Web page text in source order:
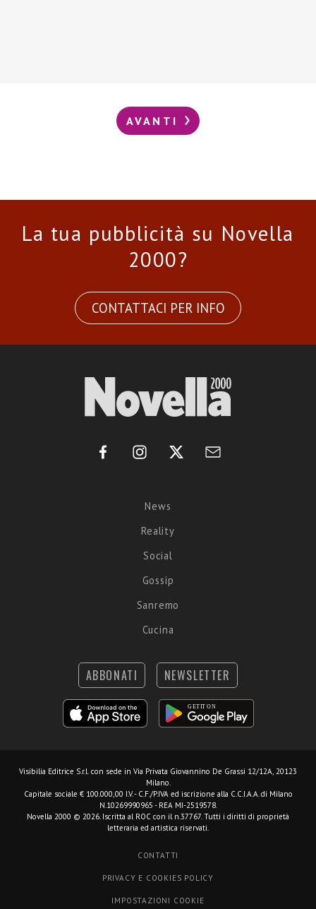
AVANTI
La tua pubblicità su Novella
2000?
CONTATTACI PER INFO
News
Reality
Social
Gossip
Sanremo
Cucina
ABBONATI NEWSLETTER
Visibilia Editrice S.r.l. con sede in Via Privata Giovannino De Grassi 12/12A, 20123
Milano.
Capitale sociale € 100.000,00 I.V. - C.F./P.IVA ed iscrizione alla C.C.I.A.A. di Milano
N.10269990965 - REA MI-2519578.
Novella 2000 © 2026. Iscritta al ROC con il n.37767. Tutti i diritti di proprietà
letteraria ed artistica riservati.
CONTATTI
PRIVACY E COOKIES POLICY
IMPOSTAZIONI COOKIE